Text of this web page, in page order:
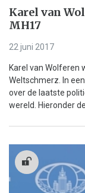
Karel van
MH17
22 juni 2017
Karel van Wolferen
Weltschmerz. In
over de laatste
wereld. Hieronder